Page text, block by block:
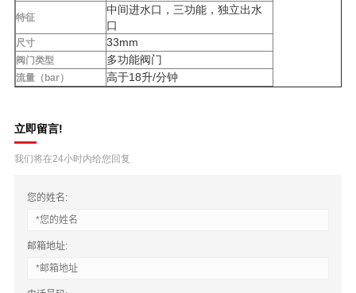
特征
中间进水口，三功能，独立出水
口
尺寸 33mm
阀门类型 多功能阀门
流量（bar） 高于18升/分钟
立即留言!
我们将在24小时内给您回复
您的姓名:
邮箱地址: